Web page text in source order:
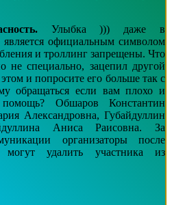
Улыбка ))) даже в
является официальным символом
и троллинг запрещены. Что
не специально, зацепил другой
и попросите его больше так с
обращаться если вам плохо и
помощь? Обшаров Константин
Александровна, Губайдуллин
Аниса Раисовна. За
организаторы после
могут удалить участника из